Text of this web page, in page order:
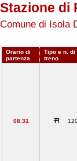
Stazione di
Comune di Isola
Orario di
partenza
Tipo e n. di
treno
08.31